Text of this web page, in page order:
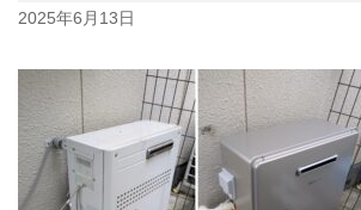
2025年6月13日